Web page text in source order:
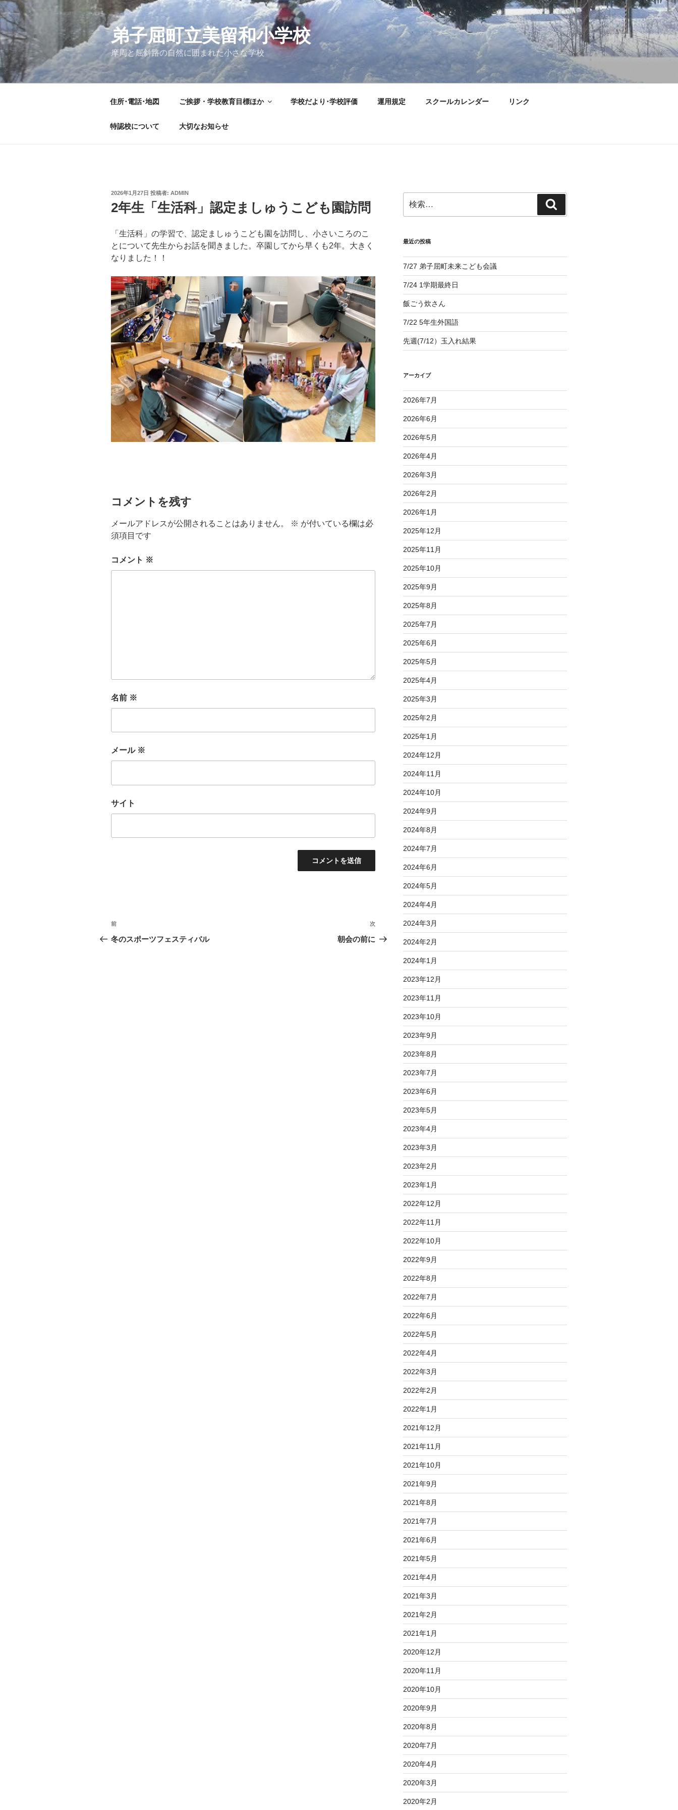
コ
ン
テ
ン
ツ
へ
ス
弟子屈町立美留和小学校
摩周と屈斜路の自然に囲まれた小さな学校
住所･電話･地図 ご挨拶・学校教育目標ほか 学校だより･学校評価 運用規定 スクールカレンダー リンク
特認校について 大切なお知らせ
投
日:
2026年1月27日 投稿者: ADMIN
2年生「生活科」認定ましゅうこども園訪問
「生活科」の学習で、認定ましゅうこども園を訪問し、小さいころのこ
とについて先生からお話を聞きました。卒園してから早くも2年。大きく
なりました！！
コメントを残す
メールアドレスが公開されることはありません。 ※ が付いている欄は必
須項目です
コメント ※
名前 ※
メール ※
サイト
投
稿
前
の
前
冬のスポーツフェスティバル
次
の
次
朝会の前に
索:
索
最近の投稿
7/27 弟子屈町未来こども会議
7/24 1学期最終日
飯ごう炊さん
7/22 5年生外国語
先週(7/12）玉入れ結果
アーカイブ
2026年7月
2026年6月
2026年5月
2026年4月
2026年3月
2026年2月
2026年1月
2025年12月
2025年11月
2025年10月
2025年9月
2025年8月
2025年7月
2025年6月
2025年5月
2025年4月
2025年3月
2025年2月
2025年1月
2024年12月
2024年11月
2024年10月
2024年9月
2024年8月
2024年7月
2024年6月
2024年5月
2024年4月
2024年3月
2024年2月
2024年1月
2023年12月
2023年11月
2023年10月
2023年9月
2023年8月
2023年7月
2023年6月
2023年5月
2023年4月
2023年3月
2023年2月
2023年1月
2022年12月
2022年11月
2022年10月
2022年9月
2022年8月
2022年7月
2022年6月
2022年5月
2022年4月
2022年3月
2022年2月
2022年1月
2021年12月
2021年11月
2021年10月
2021年9月
2021年8月
2021年7月
2021年6月
2021年5月
2021年4月
2021年3月
2021年2月
2021年1月
2020年12月
2020年11月
2020年10月
2020年9月
2020年8月
2020年7月
2020年4月
2020年3月
2020年2月